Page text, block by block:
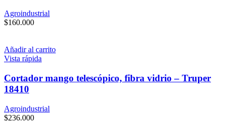
Agroindustrial
$160.000
Añadir al carrito
Vista rápida
Cortador mango telescópico, fibra vidrio – Truper
18410
Agroindustrial
$236.000